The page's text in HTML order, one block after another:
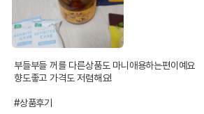
부들부들 꺼를 다른상품도 마니애용하는편이예요
향도좋고 가격도 저렴해요!
#상품후기